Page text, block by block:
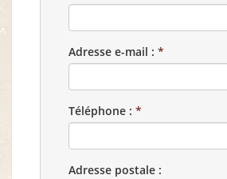
Adresse e-mail : *
Téléphone : *
Adresse postale :